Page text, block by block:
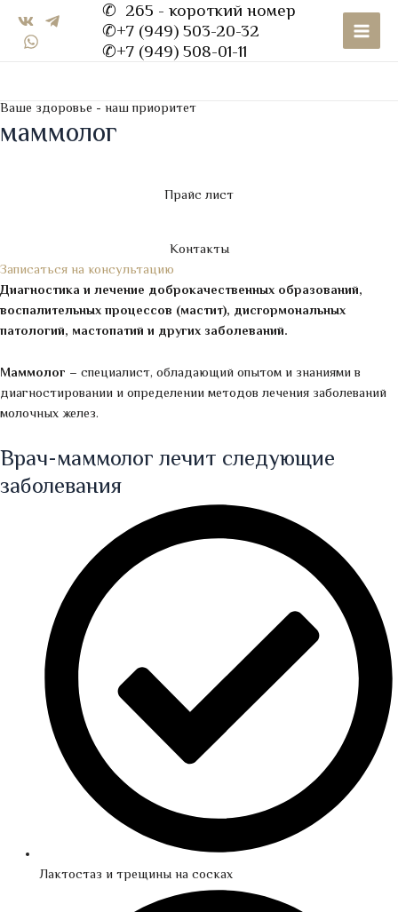
содержимому
✆ 265 - короткий номер
✆+7 (949) 503-20-32
✆+7 (949) 508-01-11
Main
Ваше здоровье - наш приоритет
маммолог
Прайс лист
Контакты
Записаться на консультацию
Диагностика и лечение доброкачественных образований,
воспалительных процессов (мастит), дисгормональных
патологий, мастопатий и других заболеваний.
Маммолог – специалист, обладающий опытом и знаниями в
диагностировании и определении методов лечения заболеваний
молочных желез.
Врач-маммолог лечит следующие
заболевания
Лактостаз и трещины на сосках